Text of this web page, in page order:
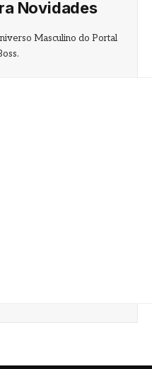
Novidades
Masculino do Portal